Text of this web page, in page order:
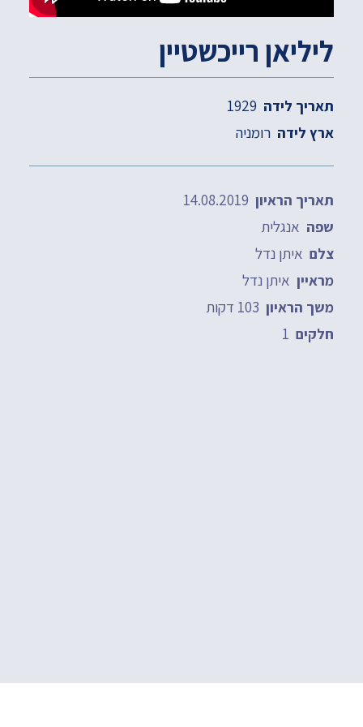
ליליאן רייכשטיין
תאריך לידה
ארץ לידה רומניה
תאריך הראיון
שפה אנגלית
צלם איתן נדל
מראיין איתן נדל
משך הראיון
חלקים